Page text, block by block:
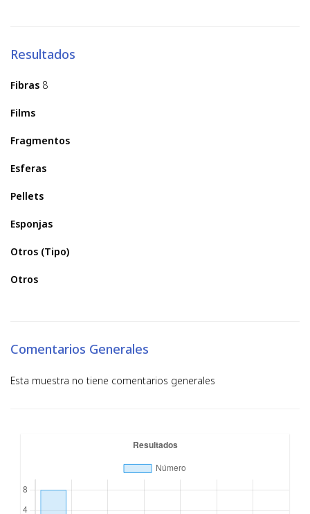
Resultados
Fibras 8
Films
Fragmentos
Esferas
Pellets
Esponjas
Otros (Tipo)
Otros
Comentarios Generales
Esta muestra no tiene comentarios generales